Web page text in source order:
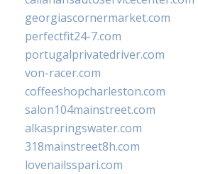
georgiascornermarket.com
perfectfit24-7.com
portugalprivatedriver.com
von-racer.com
coffeeshopcharleston.com
salon104mainstreet.com
alkaspringswater.com
318mainstreet8h.com
lovenailsspari.com